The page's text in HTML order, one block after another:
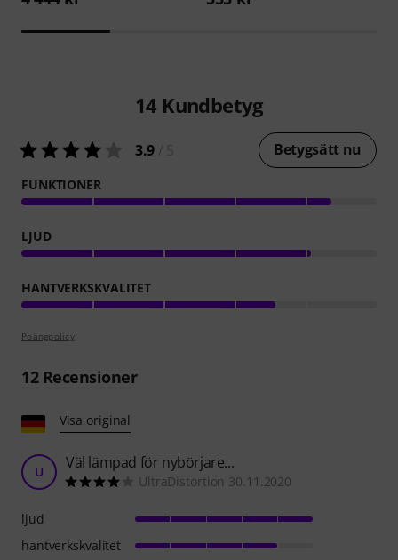
14 Kundbetyg
3.9 Betygsätt nu
FUNKTIONER
LJUD
HANTVERKSKVALITET
Poängpolicy
12Recensioner
Visa original
U Väl lämpad för nybörjare...
UltraDistortion 30.11.2020
ljud
hantverkskvalitet